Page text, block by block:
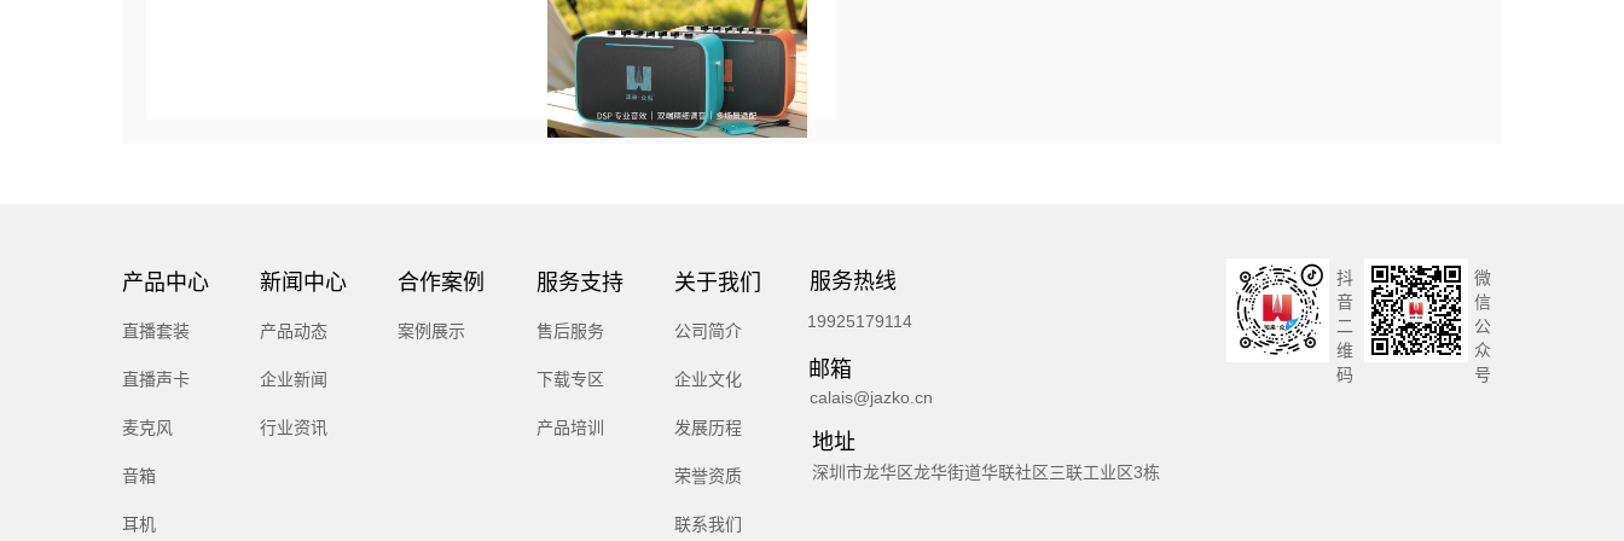
产品中心
直播套装
直播声卡
麦克风
音箱
耳机
新闻中心
产品动态
企业新闻
行业资讯
合作案例
案例展示
服务支持
售后服务
下载专区
产品培训
关于我们
公司简介
企业文化
发展历程
荣誉资质
联系我们
服务热线
19925179114
邮箱
calais@jazko.cn
地址
深圳市龙华区龙华街道华联社区三联工业区3栋
抖
音
二
维
码
微
信
公
众
号